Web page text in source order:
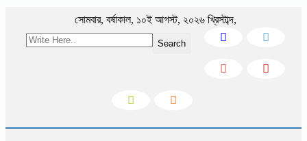
সোমবার, বর্ষাকাল, ১০ই আগস্ট, ২০২৬ খ্রিস্টাব্দ,
Search